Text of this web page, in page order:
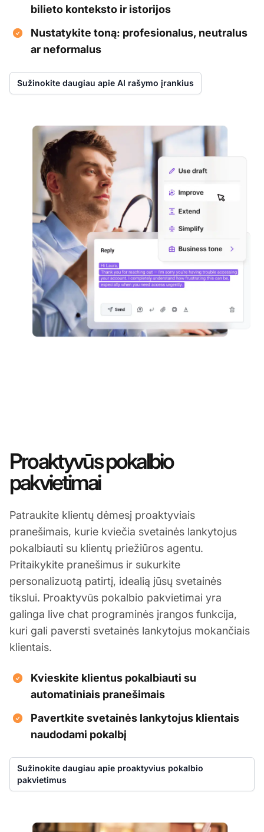
bilieto konteksto ir istorijos
Nustatykite toną: profesionalus, neutralus
ar neformalus
Sužinokite daugiau apie AI rašymo įrankius
Proaktyvūs pokalbio
pakvietimai
Patraukite klientų dėmesį proaktyviais
pranešimais, kurie kviečia svetainės lankytojus
pokalbiauti su klientų priežiūros agentu.
Pritaikykite pranešimus ir sukurkite
personalizuotą patirtį, idealią jūsų svetainės
tikslui. Proaktyvūs pokalbio pakvietimai yra
galinga live chat programinės įrangos funkcija,
kuri gali paversti svetainės lankytojus mokančiais
klientais.
Kvieskite klientus pokalbiauti su
automatiniais pranešimais
Pavertkite svetainės lankytojus klientais
naudodami pokalbį
Sužinokite daugiau apie proaktyvius pokalbio
pakvietimus